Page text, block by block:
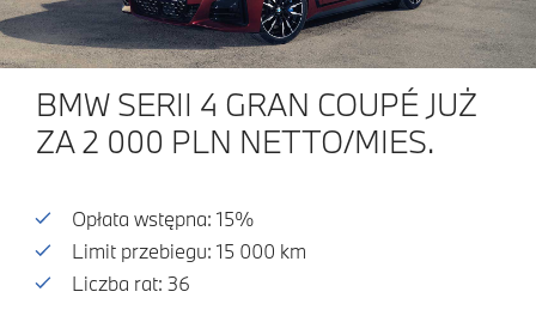
BMW SERII 4 GRAN COUPÉ JUŻ
ZA 2 000 PLN NETTO/MIES.
Opłata wstępna: 15%
Limit przebiegu: 15 000 km
Liczba rat: 36